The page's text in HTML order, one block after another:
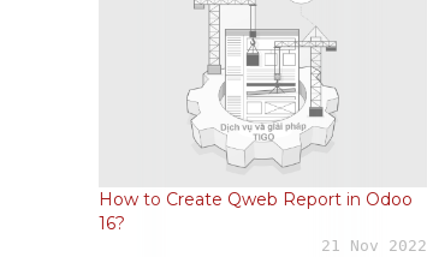
How to Create Qweb Report in Odoo
16?
21 Nov 2022